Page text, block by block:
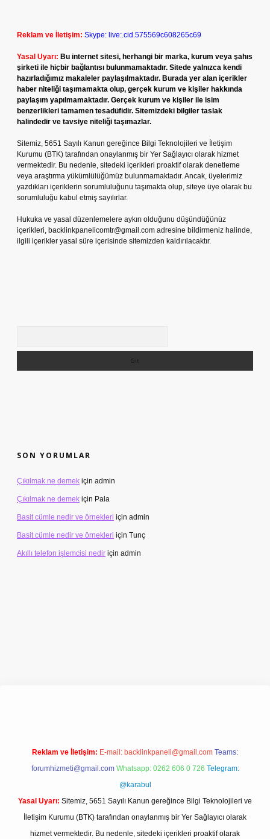
Reklam ve İletişim: Skype: live:.cid.575569c608265c69
Yasal Uyarı: Bu internet sitesi, herhangi bir marka, kurum veya şahıs
şirketi ile hiçbir bağlantısı bulunmamaktadır. Sitede yalnızca kendi
hazırladığımız makaleler paylaşılmaktadır. Burada yer alan içerikler
haber niteliği taşımamakta olup, gerçek kurum ve kişiler hakkında
paylaşım yapılmamaktadır. Gerçek kurum ve kişiler ile isim
benzerlikleri tamamen tesadüfidir. Sitemizdeki bilgiler taslak
halindedir ve tavsiye niteliği taşımazlar.
Sitemiz, 5651 Sayılı Kanun gereğince Bilgi Teknolojileri ve İletişim
Kurumu (BTK) tarafından onaylanmış bir Yer Sağlayıcı olarak hizmet
vermektedir. Bu nedenle, sitedeki içerikleri proaktif olarak denetleme
veya araştırma yükümlülüğümüz bulunmamaktadır. Ancak, üyelerimiz
yazdıkları içeriklerin sorumluluğunu taşımakta olup, siteye üye olarak bu
sorumluluğu kabul etmiş sayılırlar.
Hukuka ve yasal düzenlemelere aykırı olduğunu düşündüğünüz
içerikleri, backlinkpanelicomtr@gmail.com adresine bildirmeniz halinde,
ilgili içerikler yasal süre içerisinde sitemizden kaldırılacaktır.
SON YORUMLAR
Çıkılmak ne demek için admin
Çıkılmak ne demek için Pala
Basit cümle nedir ve örnekleri için admin
Basit cümle nedir ve örnekleri için Tunç
Akıllı telefon işlemcisi nedir için admin
Reklam ve İletişim: E-mail: backlinkpaneli@gmail.com Teams:
forumhizmeti@gmail.com Whatsapp: 0262 606 0 726 Telegram:
@karabul
Yasal Uyarı: Sitemiz, 5651 Sayılı Kanun gereğince Bilgi Teknolojileri ve
İletişim Kurumu (BTK) tarafından onaylanmış bir Yer Sağlayıcı olarak
hizmet vermektedir. Bu nedenle, sitedeki içerikleri proaktif olarak